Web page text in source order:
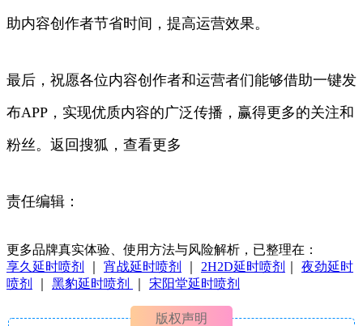
助内容创作者节省时间，提高运营效果。
最后，祝愿各位内容创作者和运营者们能够借助一键发
布APP，实现优质内容的广泛传播，赢得更多的关注和
粉丝。返回搜狐，查看更多
责任编辑：
更多品牌真实体验、使用方法与风险解析，已整理在：
享久延时喷剂
宵战延时喷剂 2H2D延时喷剂
夜劲延时
喷剂
黑豹延时喷剂 宋阳堂延时喷剂
版权声明